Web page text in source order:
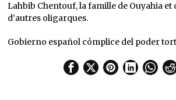
Lahbib Chentouf, la famille de Ouyahia et
d’autres oligarques.
Gobierno español cómplice del poder